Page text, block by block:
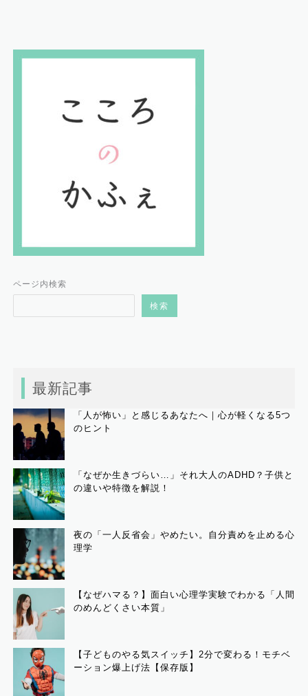
ページ内検索
検索
最新記事
「人が怖い」と感じるあなたへ｜心が軽くなる5つ
のヒント
「なぜか生きづらい…」それ大人のADHD？子供と
の違いや特徴を解説！
夜の「一人反省会」やめたい。自分責めを止める心
理学
【なぜハマる？】面白い心理学実験でわかる「人間
のめんどくさい本質」
【子どものやる気スイッチ】2分で変わる！モチベ
ーション爆上げ法【保存版】